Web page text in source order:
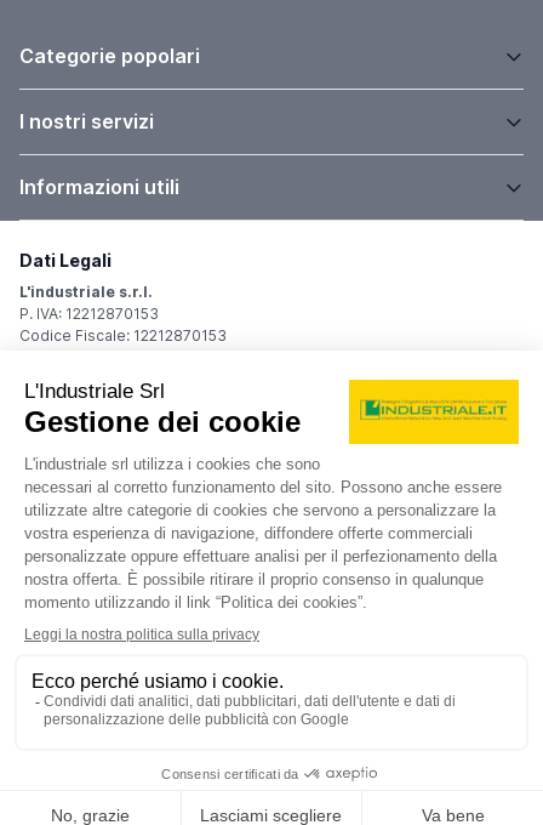
Categorie popolari
I nostri servizi
Informazioni utili
Dati Legali
L'industriale s.r.l.
P. IVA: 12212870153
Codice Fiscale: 12212870153
Sede Legale
Via Carlo Dolci, 32
20148 Milano (MI)
Italy
Registro Imprese
Iscrizione R.I.: 12212870153
REA: MI-1539011
Capitale sociale: Euro 10.400,00 i.v.
Contatti
info@industriale.it
PEC:industriale@pec.industriale.it
02 8969 3116
Informativa privacy - Cookie
| Condizioni di navigazione